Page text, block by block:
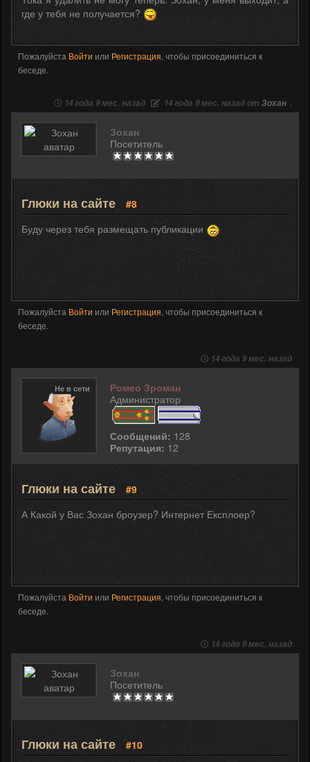
где у тебя не получается?
Пожалуйста Войти или Регистрация, чтобы присоединиться к
беседе.
14 года 9 мес. назад 14 года 9 мес. назад от Зохан .
Зохан
Посетитель
Глюки на сайте
#8
Буду через тебя размещать публикации
Пожалуйста Войти или Регистрация, чтобы присоединиться к
беседе.
14 года 9 мес. назад
Не в сети
Ромео Зроман
Администратор
Сообщений: 128
Репутация: 12
Глюки на сайте
#9
А Какой у Вас Зохан броузер? Интернет Експлоер?
Пожалуйста Войти или Регистрация, чтобы присоединиться к
беседе.
14 года 9 мес. назад
Зохан
Посетитель
Глюки на сайте
#10